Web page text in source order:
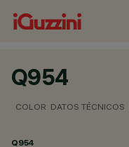
Q954
COLOR DATOS TÉCNICOS
Q954